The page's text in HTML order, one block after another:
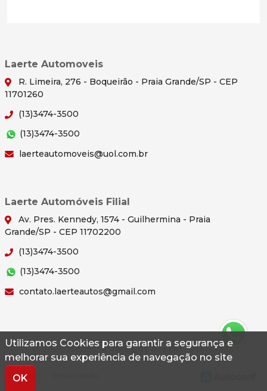
Utilizamos Cookies para garantir a segurança e
melhorar sua experiência de navegação no site
OK
Laerte Automoveis
R. Limeira, 276 - Boqueirão - Praia Grande/SP - CEP
11701260
(13)3474-3500
(13)3474-3500
laerteautomoveis@uol.com.br
Laerte Automóveis Filial
Av. Pres. Kennedy, 1574 - Guilhermina - Praia
Grande/SP - CEP 11702200
(13)3474-3500
(13)3474-3500
contato.laerteautos@gmail.com
© 2026 Autoconf. Todos os direitos reservados.
Termos